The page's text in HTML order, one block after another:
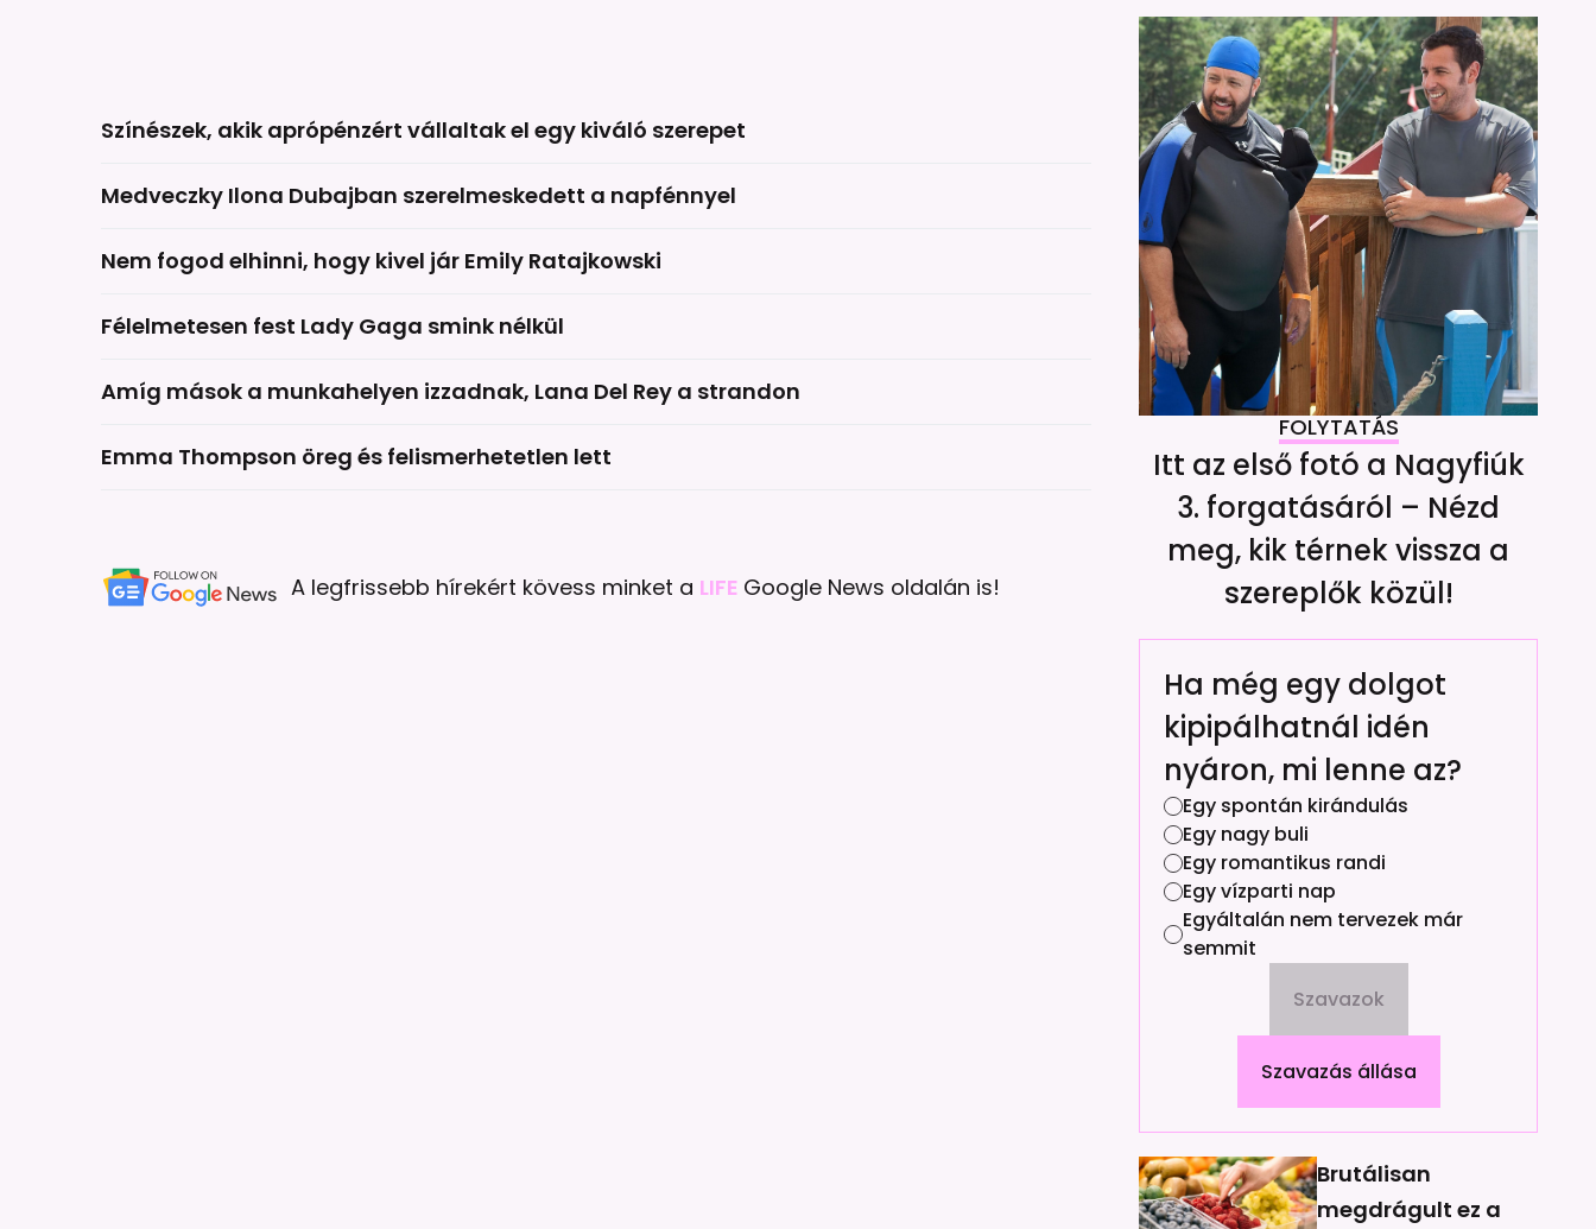
Színészek, akik aprópénzért vállaltak el egy kiváló szerepet
Medveczky Ilona Dubajban szerelmeskedett a napfénnyel
Nem fogod elhinni, hogy kivel jár Emily Ratajkowski
Félelmetesen fest Lady Gaga smink nélkül
Amíg mások a munkahelyen izzadnak, Lana Del Rey a strandon
Emma Thompson öreg és felismerhetetlen lett
A legfrissebb hírekért kövess minket a LIFE Google News oldalán is!
FOLYTATÁS
Itt az első fotó a Nagyfiúk
3. forgatásáról – Nézd
meg, kik térnek vissza a
szereplők közül!
Ha még egy dolgot
kipipálhatnál idén
nyáron, mi lenne az?
Egy spontán kirándulás
Egy nagy buli
Egy romantikus randi
Egy vízparti nap
Egyáltalán nem tervezek már
semmit
Szavazok
Szavazás állása
Brutálisan
megdrágult ez a